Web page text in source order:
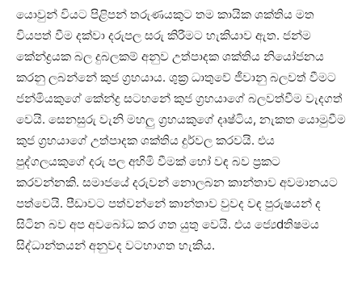
යොවුන් වියට පිළිපන් තරුණයකුට තම කායික ශක්‌තිය මත
වියපත් වීම දක්‌වා දරුපල සරු කිරීමට හැකියාව ඇත. ජන්ම
කේන්ද්‍රයක බල දුබලකම් අනුව උත්පාදක ශක්‌තිය නියෝජනය
කරනු ලබන්නේ කුජ ග්‍රහයාය. ශුක්‍ර ධාතුවේ ජීවානු බලවත් වීමට
ජන්මියකුගේ කේන්ද්‍ර සටහනේ කුජ ග්‍රහයාගේ බලවත්වීම වැදගත්
වෙයි. සෙනසුරු වැනි මහලු ග්‍රහයකුගේ දෘෂ්ටිය, නැකත යොමුවීම
කුජ ග්‍රහයාගේ උත්පාදක ශක්‌තිය දුර්වල කරවයි. එය
පුද්ගලයකුගේ දරු පල අහිමි වීමක්‌ හෝ වඳ බව ප්‍රකට
කරවන්නකි. සමාජයේ දරුවන් නොලබන කාන්තාව අවමානයට
පත්වෙයි. පීඩාවට පත්වන්නේ කාන්තාව වුවද වඳ පුරුෂයන් ද
සිටින බව අප අවබෝධ කර ගත යුතු වෙයි. එය ජ්‍යෙdතිෂමය
සිද්ධාන්තයන් අනුවද වටහාගත හැකිය.